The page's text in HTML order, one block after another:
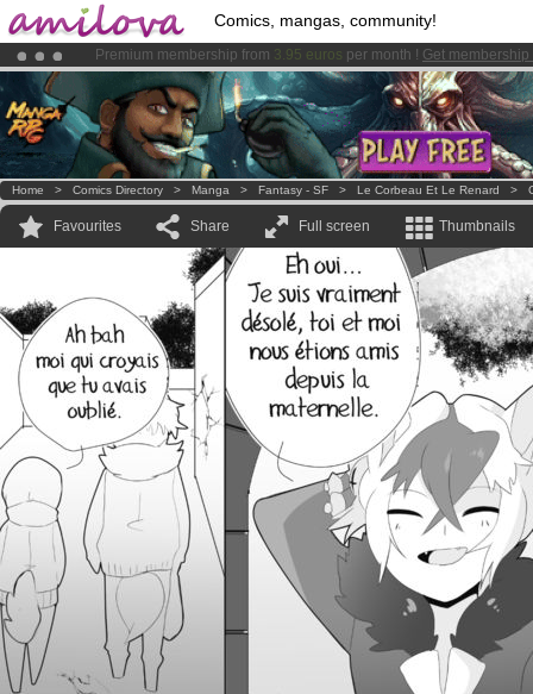
Comics, mangas, community!
AmilovaKickstarter is now LIVE!.
Already 134393membersand 1208comics & mangas!.
Home > Comics Directory > Manga > Fantasy - SF > Le Corbeau Et Le Renard >
Favourites Share Full screen Thumbnails